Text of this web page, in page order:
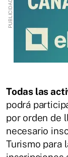
Todas las
podrá
por orden de
necesario
Turismo para